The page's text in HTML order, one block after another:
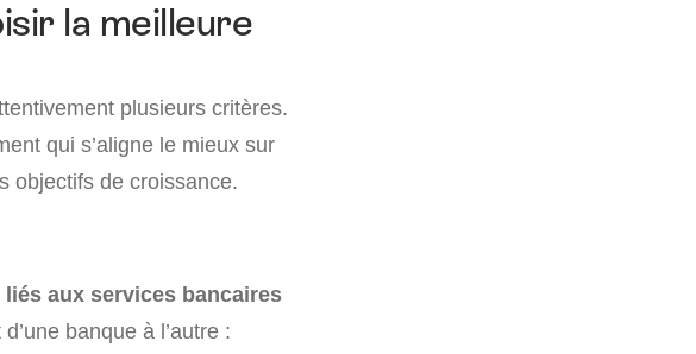
la meilleure
plusieurs critères.
qui s’aligne le mieux sur
objectifs de croissance.
aux services bancaires
banque à l’autre :